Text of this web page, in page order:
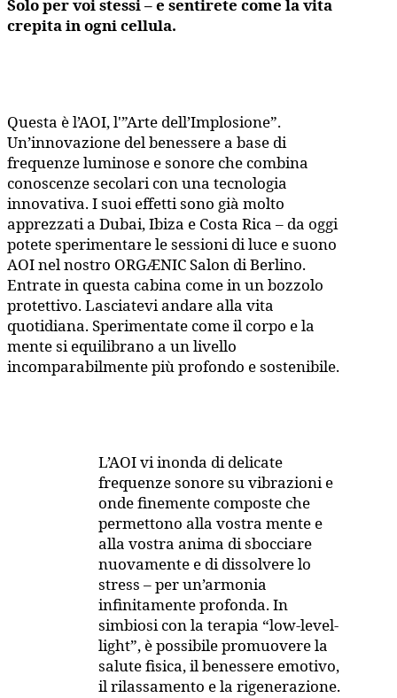
Solo per voi stessi – e sentirete come la vita
crepita in ogni cellula.
Questa è l’AOI, l'”Arte dell’Implosione”.
Un’innovazione del benessere a base di
frequenze luminose e sonore che combina
conoscenze secolari con una tecnologia
innovativa. I suoi effetti sono già molto
apprezzati a Dubai, Ibiza e Costa Rica – da oggi
potete sperimentare le sessioni di luce e suono
AOI nel nostro ORGÆNIC Salon di Berlino.
Entrate in questa cabina come in un bozzolo
protettivo. Lasciatevi andare alla vita
quotidiana. Sperimentate come il corpo e la
mente si equilibrano a un livello
incomparabilmente più profondo e sostenibile.
L’AOI vi inonda di delicate
frequenze sonore su vibrazioni e
onde finemente composte che
permettono alla vostra mente e
alla vostra anima di sbocciare
nuovamente e di dissolvere lo
stress – per un’armonia
infinitamente profonda. In
simbiosi con la terapia “low-level-
light”, è possibile promuovere la
salute fisica, il benessere emotivo,
il rilassamento e la rigenerazione.